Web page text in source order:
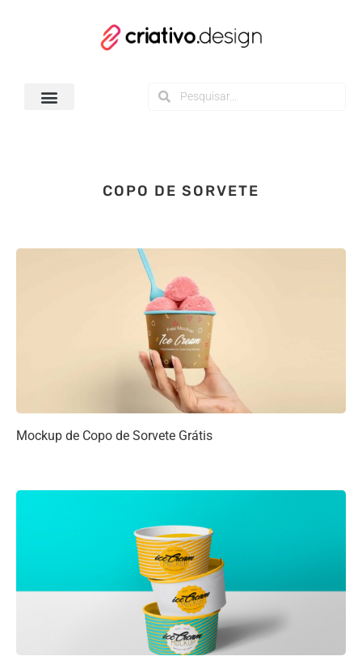
COPO DE SORVETE
Mockup de Copo de Sorvete Grátis